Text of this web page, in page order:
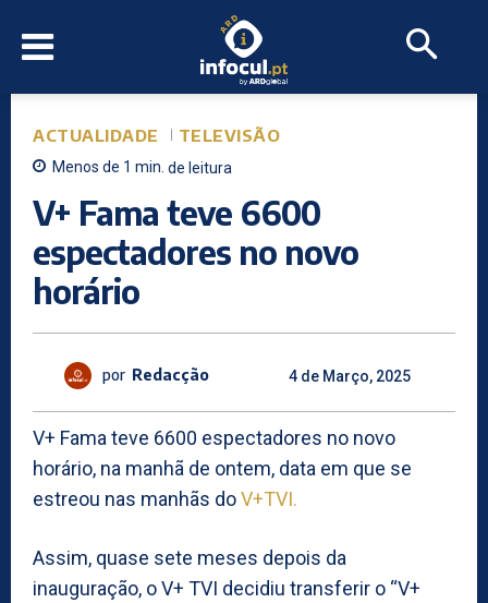
ACTUALIDADE TELEVISÃO
Menos de 1 min. de leitura
V+ Fama teve 6600
espectadores no novo
horário
por Redacção 4 de Março, 2025
V+ Fama teve 6600 espectadores no novo
horário, na manhã de ontem, data em que se
estreou nas manhãs doV+TVI.
Assim, quase sete meses depois da
inauguração, o V+ TVI decidiu transferir o “V+